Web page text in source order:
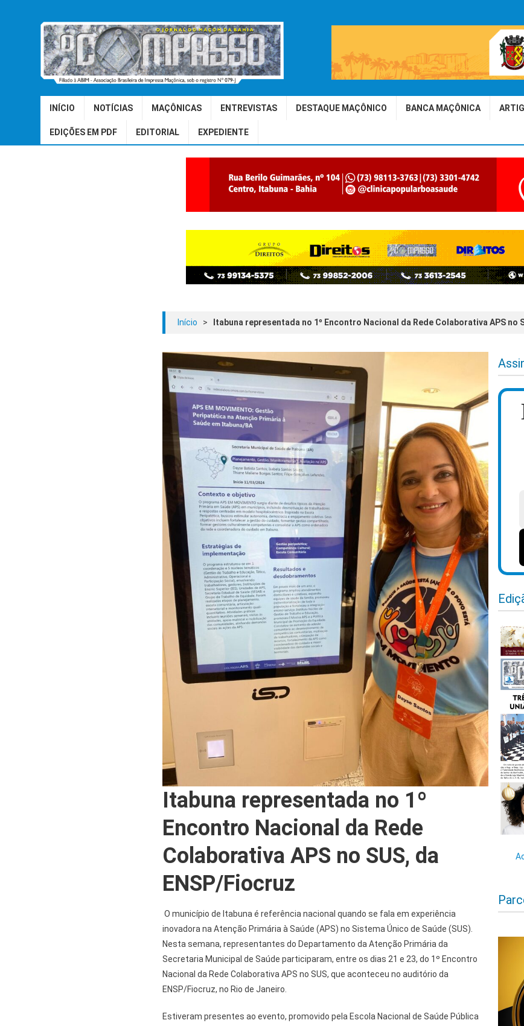
INÍCIO NOTÍCIAS MAÇÔNICAS ENTREVISTAS DESTAQUE MAÇÔNICO BANCA MAÇÔNICA
EDIÇÕES EM PDF EDITORIAL EXPEDIENTE
Início > Itabuna representada no 1º Encontro Nacional da Rede Colaborativa APS no
Itabuna representada no 1º
Encontro Nacional da Rede
Colaborativa APS no SUS, da
ENSP/Fiocruz
O município de Itabuna é referência nacional quando se fala em experiência
inovadora na Atenção Primária à Saúde (APS) no Sistema Único de Saúde (SUS).
Nesta semana, representantes do Departamento da Atenção Primária da
Secretaria Municipal de Saúde participaram, entre os dias 21 e 23, do 1º Encontro
Nacional da Rede Colaborativa APS no SUS, que aconteceu no auditório da
ENSP/Fiocruz, no Rio de Janeiro.
Estiveram presentes ao evento, promovido pela Escola Nacional de Saúde Pública